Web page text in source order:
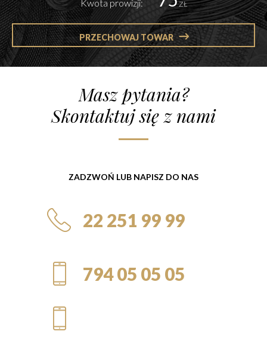
Kwota prowizji: ZŁ
PRZECHOWAJ TOWAR
Masz pytania?
Skontaktuj się z nami
ZADZWOŃ LUB NAPISZ DO NAS
22 251 99 99
794 05 05 05